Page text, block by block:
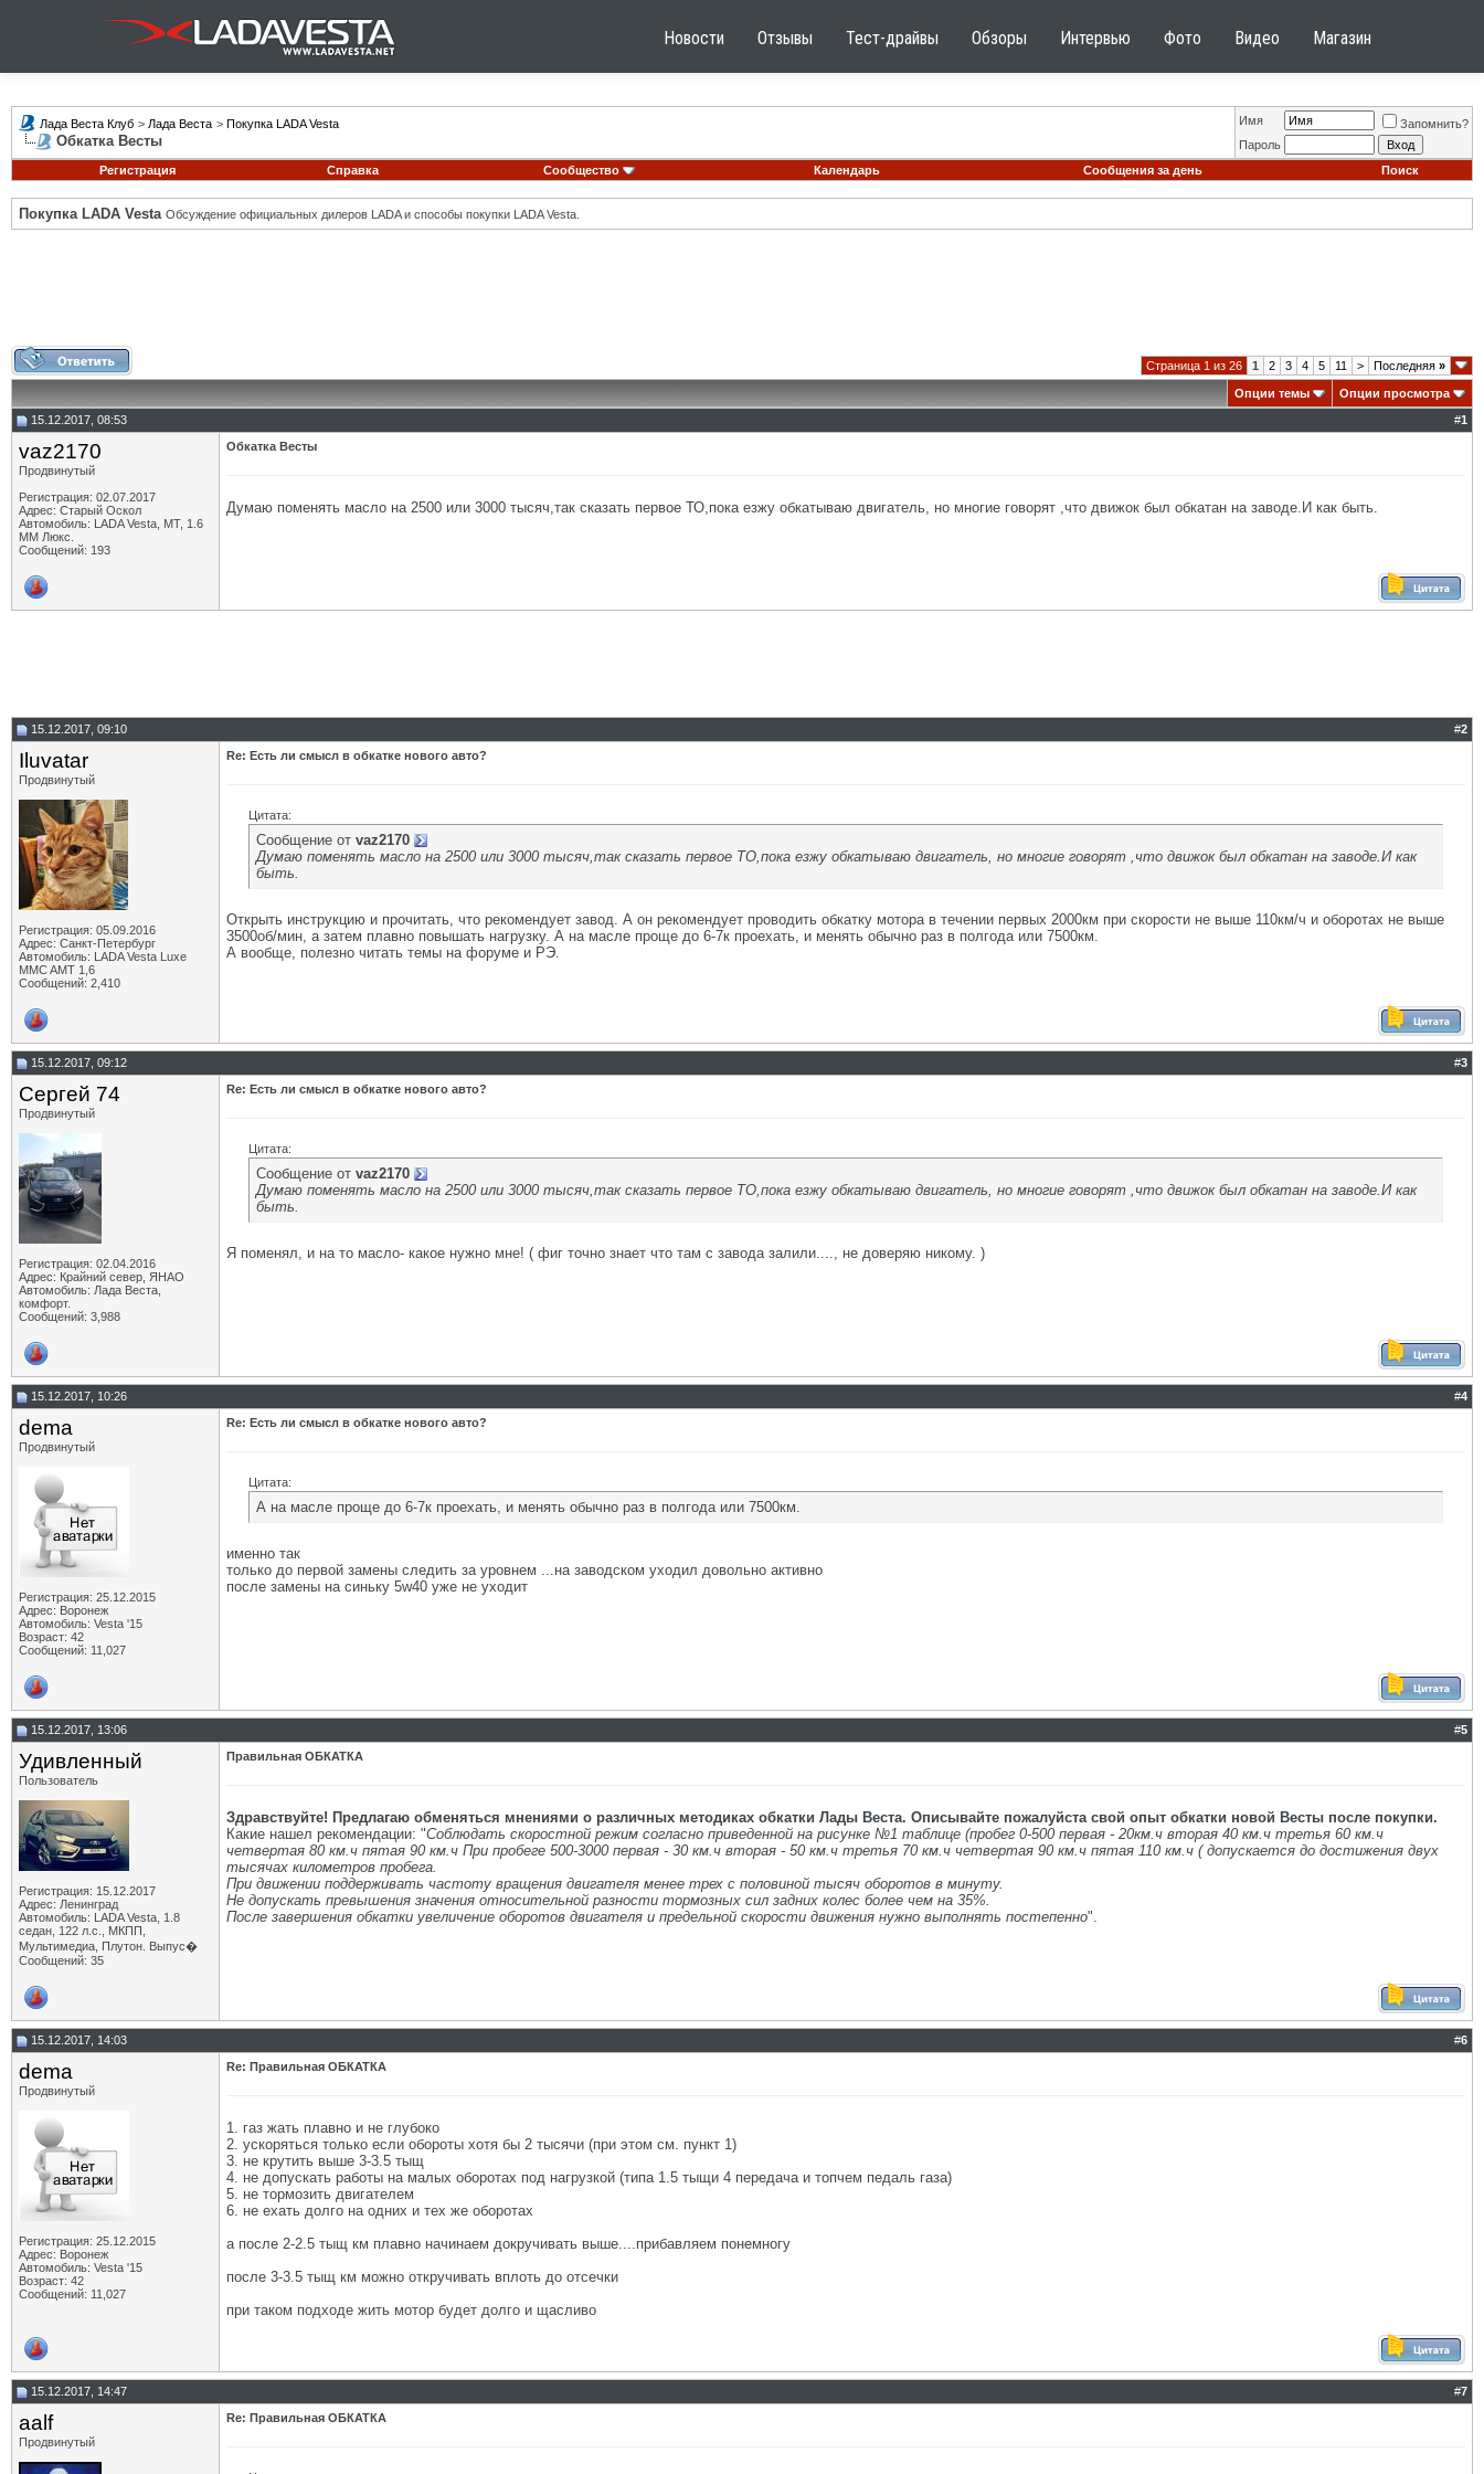
Новости Отзывы Тест-драйвы Обзоры Интервью Фото Видео Магазин
Лада Веста Клуб > Лада Веста > Покупка LADA Vesta
Обкатка Весты
Имя
Запомнить?
Пароль
Регистрация
Справка Сообщество Календарь Сообщения за день Поиск
Покупка LADA Vesta Обсуждение официальных дилеров LADA и способы покупки LADA Vesta.
Страница 1 из 26 1 2 3 4 5 11 > Последняя »
Опции темы
Опции просмотра
15.12.2017, 08:53
#1
vaz2170
Продвинутый
Регистрация: 02.07.2017
Адрес: Старый Оскол
Автомобиль: LADA Vesta, МТ, 1.6
ММ Люкс.
Сообщений: 193
Обкатка Весты
Думаю поменять масло на 2500 или 3000 тысяч,так сказать первое ТО,пока езжу обкатываю двигатель, но многие говорят ,что движок был обкатан на заводе.И как быть.
15.12.2017, 09:10 #2
Iluvatar
Продвинутый
Регистрация: 05.09.2016
Адрес: Санкт-Петербург
Автомобиль: LADA Vesta Luxe
MMC AMT 1,6
Сообщений: 2,410
Re: Есть ли смысл в обкатке нового авто?
Цитата:
Сообщение от vaz2170
Думаю поменять масло на 2500 или 3000 тысяч,так сказать первое ТО,пока езжу обкатываю двигатель, но многие говорят ,что движок был обкатан на заводе.И как
быть.
Открыть инструкцию и прочитать, что рекомендует завод. А он рекомендует проводить обкатку мотора в течении первых 2000км при скорости не выше 110км/ч и оборотах не выше
3500об/мин, а затем плавно повышать нагрузку. А на масле проще до 6-7к проехать, и менять обычно раз в полгода или 7500км.
А вообще, полезно читать темы на форуме и РЭ.
15.12.2017, 09:12 #3
Сергей 74
Продвинутый
Регистрация: 02.04.2016
Адрес: Крайний север, ЯНАО
Автомобиль: Лада Веста,
комфорт.
Сообщений: 3,988
Re: Есть ли смысл в обкатке нового авто?
Цитата:
Сообщение от vaz2170
Думаю поменять масло на 2500 или 3000 тысяч,так сказать первое ТО,пока езжу обкатываю двигатель, но многие говорят ,что движок был обкатан на заводе.И как
быть.
Я поменял, и на то масло- какое нужно мне! ( фиг точно знает что там с завода залили...., не доверяю никому. )
15.12.2017, 10:26 #4
dema
Продвинутый
Регистрация: 25.12.2015
Адрес: Воронеж
Автомобиль: Vesta '15
Возраст: 42
Сообщений: 11,027
Re: Есть ли смысл в обкатке нового авто?
Цитата:
А на масле проще до 6-7к проехать, и менять обычно раз в полгода или 7500км.
именно так
только до первой замены следить за уровнем ...на заводском уходил довольно активно
после замены на синьку 5w40 уже не уходит
15.12.2017, 13:06 #5
Удивленный
Пользователь
Регистрация: 15.12.2017
Адрес: Ленинград
Автомобиль: LADA Vesta, 1.8
седан, 122 л.с., МКПП,
Мультимедиа, Плутон. Выпус�
Сообщений: 35
Правильная ОБКАТКА
Здравствуйте! Предлагаю обменяться мнениями о различных методиках обкатки Лады Веста. Описывайте пожалуйста свой опыт обкатки новой Весты после покупки.
Какие нашел рекомендации: "Соблюдать скоростной режим согласно приведенной на рисунке №1 таблице (пробег 0-500 первая - 20км.ч вторая 40 км.ч третья 60 км.ч
четвертая 80 км.ч пятая 90 км.ч При пробеге 500-3000 первая - 30 км.ч вторая - 50 км.ч третья 70 км.ч четвертая 90 км.ч пятая 110 км.ч ( допускается до достижения двух
тысячах километров пробега.
При движении поддерживать частоту вращения двигателя менее трех с половиной тысяч оборотов в минуту.
Не допускать превышения значения относительной разности тормозных сил задних колес более чем на 35%.
После завершения обкатки увеличение оборотов двигателя и предельной скорости движения нужно выполнять постепенно".
15.12.2017, 14:03 #6
dema
Продвинутый
Регистрация: 25.12.2015
Адрес: Воронеж
Автомобиль: Vesta '15
Возраст: 42
Сообщений: 11,027
Re: Правильная ОБКАТКА
1. газ жать плавно и не глубоко
2. ускоряться только если обороты хотя бы 2 тысячи (при этом см. пункт 1)
3. не крутить выше 3-3.5 тыщ
4. не допускать работы на малых оборотах под нагрузкой (типа 1.5 тыщи 4 передача и топчем педаль газа)
5. не тормозить двигателем
6. не ехать долго на одних и тех же оборотах
а после 2-2.5 тыщ км плавно начинаем докручивать выше....прибавляем понемногу
после 3-3.5 тыщ км можно откручивать вплоть до отсечки
при таком подходе жить мотор будет долго и щасливо
15.12.2017, 14:47 #7
aalf
Продвинутый
Re: Правильная ОБКАТКА